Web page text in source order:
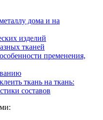
дома и на
изделий
тканей
пременения,
ткань на ткань:
составов